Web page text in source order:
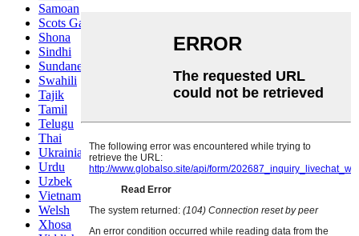
Samoan
Scots Gaelic
Shona
Sindhi
Sundanese
Swahili
Tajik
Tamil
Telugu
Thai
Ukrainian
Urdu
Uzbek
Vietnamese
Welsh
Xhosa